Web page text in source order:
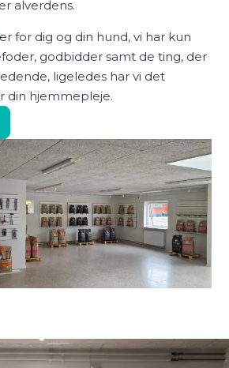
alverdens.
er for dig og din hund, vi har kun
godbidder samt de ting, der
ligeledes har vi det
din hjemmepleje.